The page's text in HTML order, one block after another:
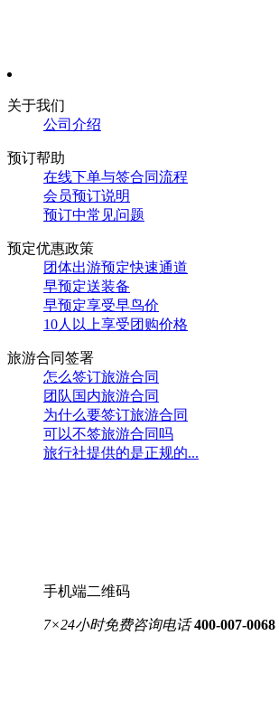
关于我们
公司介绍
预订帮助
在线下单与签合同流程
会员预订说明
预订中常见问题
预定优惠政策
团体出游预定快速通道
早预定送装备
早预定享受早鸟价
10人以上享受团购价格
旅游合同签署
怎么签订旅游合同
团队国内旅游合同
为什么要签订旅游合同
可以不签旅游合同吗
旅行社提供的是正规的...
手机端二维码
7×24小时免费咨询电话 400-007-0068